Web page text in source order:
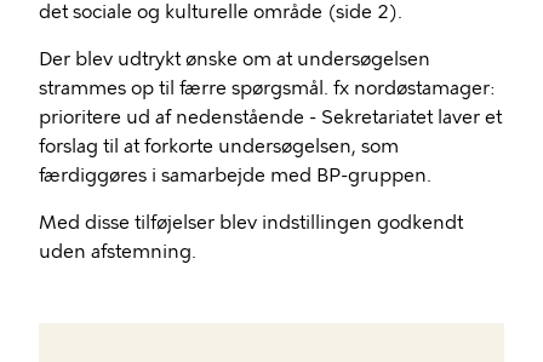
det sociale og kulturelle område (side 2).
Der blev udtrykt ønske om at undersøgelsen
strammes op til færre spørgsmål. fx nordøstamager:
prioritere ud af nedenstående - Sekretariatet laver et
forslag til at forkorte undersøgelsen, som
færdiggøres i samarbejde med BP-gruppen.
Med disse tilføjelser blev indstillingen godkendt
uden afstemning.